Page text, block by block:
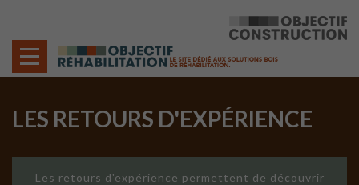
LES RETOURS D'EXPÉRIENCE
Les retours d'expérience permettent de découvrir